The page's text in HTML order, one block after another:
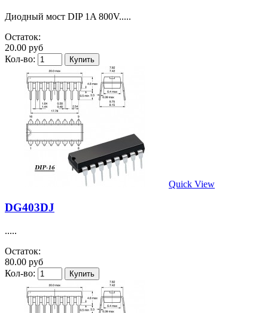
Диодный мост DIP 1A 800V.....
Остаток:
20.00 руб
Кол-во:
Quick View
DG403DJ
.....
Остаток:
80.00 руб
Кол-во: